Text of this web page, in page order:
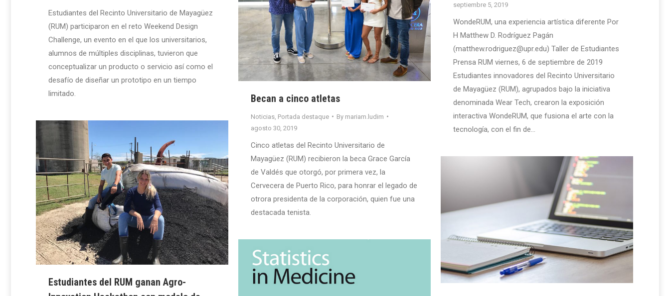
Estudiantes del Recinto Universitario de Mayagüez
(RUM) participaron en el reto Weekend Design
Challenge, un evento en el que los universitarios,
alumnos de múltiples disciplinas, tuvieron que
conceptualizar un producto o servicio así como el
desafío de diseñar un prototipo en un tiempo
limitado.
septiembre 5, 2019
WondeRUM, una experiencia artística diferente Por
H Matthew D. Rodríguez Pagán
(matthew.rodriguez@upr.edu) Taller de Estudiantes
Prensa RUM viernes, 6 de septiembre de 2019
Estudiantes innovadores del Recinto Universitario
de Mayagüez (RUM), agrupados bajo la iniciativa
denominada Wear Tech, crearon la exposición
interactiva WondeRUM, que fusiona el arte con la
tecnología, con el fin de…
Becan a cinco atletas
Noticias Portada destaque By mariam.ludim
agosto 30, 2019
Cinco atletas del Recinto Universitario de
Mayagüez (RUM) recibieron la beca Grace García
de Valdés que otorgó, por primera vez, la
Cervecera de Puerto Rico, para honrar el legado de
otrora presidenta de la corporación, quien fue una
destacada tenista.
Estudiantes del RUM ganan Agro-